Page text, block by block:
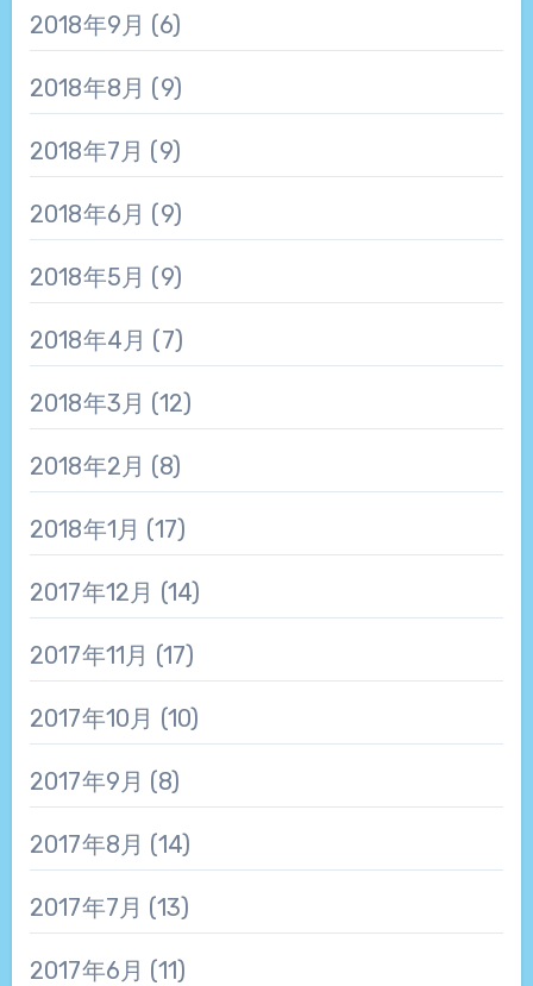
2018年9月 (6)
2018年8月 (9)
2018年7月 (9)
2018年6月 (9)
2018年5月 (9)
2018年4月 (7)
2018年3月 (12)
2018年2月 (8)
2018年1月 (17)
2017年12月 (14)
2017年11月 (17)
2017年10月 (10)
2017年9月 (8)
2017年8月 (14)
2017年7月 (13)
2017年6月 (11)